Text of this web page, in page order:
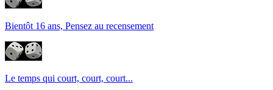
Bientôt 16 ans, Pensez au recensement
Le temps qui court, court, court...